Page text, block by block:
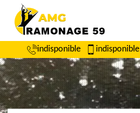
indisponible indisponible